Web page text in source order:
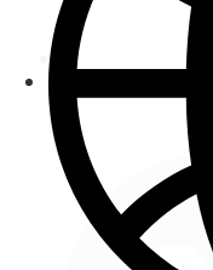
Twitter